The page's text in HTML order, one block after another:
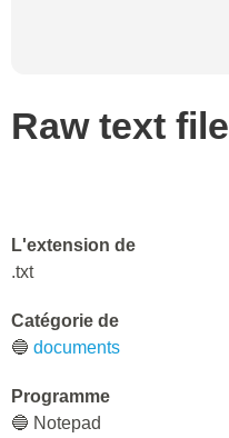
Raw text file
L'extension de
.txt
Catégorie de
🔵 documents
Programme
🔵 Notepad